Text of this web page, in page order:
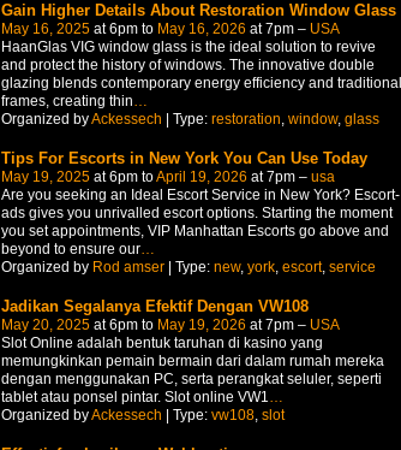
Gain Higher Details About Restoration Window Glass
May 16, 2025at 6pm to May 16, 2026 at 7pm – USA
HaanGlas VIG window glass is the ideal solution to revive
and protect the history of windows. The innovative double
glazing blends contemporary energy efficiency and traditional
frames, creating thin…
Organized byAckessech | Type: restoration, window, glass
Tips For Escorts in New York You Can Use Today
May 19, 2025at 6pm toApril 19, 2026 at 7pm – usa
Are you seeking an Ideal Escort Service in New York? Escort-
ads gives you unrivalled escort options. Starting the moment
you set appointments, VIP Manhattan Escorts go above and
beyond to ensure our…
Organized by Rod amser| Type: new, york, escort, service
Jadikan Segalanya Efektif Dengan VW108
May 20, 2025at 6pm to May 19, 2026 at 7pm – USA
Slot Online adalah bentuk taruhan di kasino yang
memungkinkan pemain bermain dari dalam rumah mereka
dengan menggunakan PC, serta perangkat seluler, seperti
tablet atau ponsel pintar. Slot online VW1…
Organized byAckessech | Type: vw108, slot